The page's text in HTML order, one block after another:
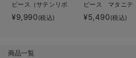
ピース（サテンリボ
ンベルト付） マタ
ニティ・授乳服【出
¥9,990(税込)
ピース マタニテ
ィ・授乳服【出産後
も長く使える】
¥5,490(税込)
商品一覧